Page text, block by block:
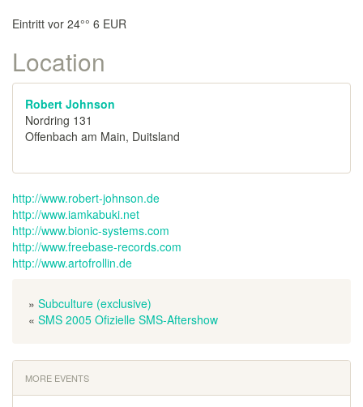
Eintritt vor 24°° 6 EUR
Location
Robert Johnson
Nordring 131
Offenbach am Main, Duitsland
http://www.robert-johnson.de
http://www.iamkabuki.net
http://www.bionic-systems.com
http://www.freebase-records.com
http://www.artofrollin.de
» Subculture (exclusive)
« SMS 2005 Ofizielle SMS-Aftershow
MORE EVENTS